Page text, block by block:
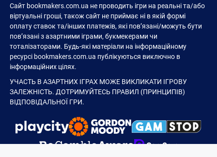
Сайт bookmakers.com.ua не проводить ігри на реальні та/або
віртуальні гроші, також сайт не приймає ні в якій формі
оплату ставок та/інших платежів, які пов’язані/можуть бути
пов’язані з азартними іграми, букмекерами чи
тоталізаторами. Будь-які матеріали на інформаційному
ресурсі bookmakers.com.ua публікуються виключно в
інформаційних цілях.
УЧАСТЬ В АЗАРТНИХ ІГРАХ МОЖЕ ВИКЛИКАТИ ІГРОВУ
ЗАЛЕЖНІСТЬ. ДОТРИМУЙТЕСЬ ПРАВИЛ (ПРИНЦИПІВ)
ВІДПОВІДАЛЬНОЇ ГРИ.